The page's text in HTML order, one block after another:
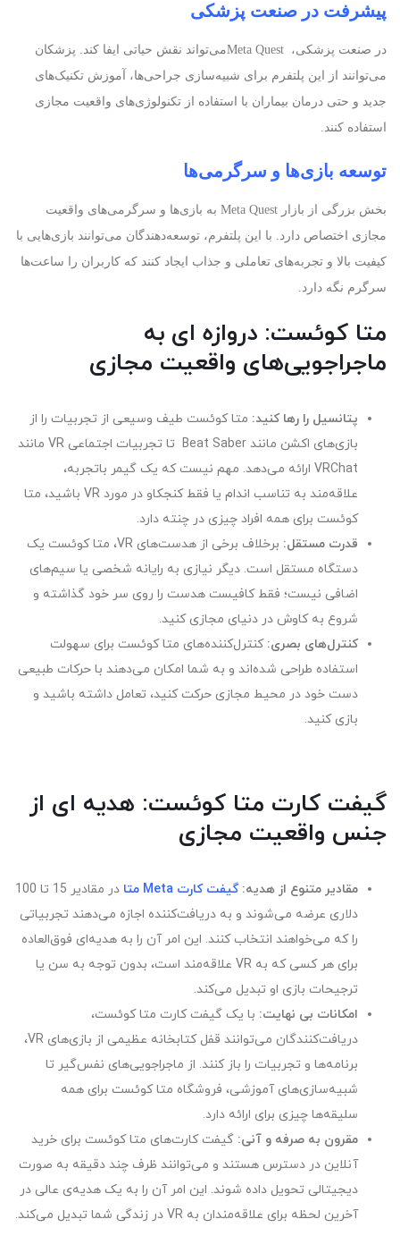
پیشرفت در صنعت پزشکی
در صنعت پزشکی، Meta Questمی‌تواند نقش حیاتی ایفا کند. پزشکان
می‌توانند از این پلتفرم برای شبیه‌سازی جراحی‌ها، آموزش تکنیک‌های
جدید و حتی درمان بیماران با استفاده از تکنولوژی‌های واقعیت مجازی
استفاده کنند.
توسعه بازی‌ها و سرگرمی‌ها
بخش بزرگی از بازار Meta Quest به بازی‌ها و سرگرمی‌های واقعیت
مجازی اختصاص دارد. با این پلتفرم، توسعه‌دهندگان می‌توانند بازی‌هایی با
کیفیت بالا و تجربه‌های تعاملی و جذاب ایجاد کنند که کاربران را ساعت‌ها
سرگرم نگه دارد.
متا کوئست: دروازه ای به
ماجراجویی‌های واقعیت مجازی
پتانسیل را رها کنید: متا کوئست طیف وسیعی از تجربیات را از
بازی‌های اکشن مانند Beat Saber تا تجربیات اجتماعی VR مانند
VRChat ارائه می‌دهد. مهم نیست که یک گیمر باتجربه،
علاقه‌مند به تناسب اندام یا فقط کنجکاو در مورد VR باشید، متا
کوئست برای همه افراد چیزی در چنته دارد.
قدرت مستقل:
برخلاف برخی از هدست‌های VR، متا کوئست یک
دستگاه مستقل است. دیگر نیازی به رایانه شخصی یا سیم‌های
اضافی نیست؛ فقط کافیست هدست را روی سر خود گذاشته و
شروع به کاوش در دنیای مجازی کنید.
کنترل‌های بصری: کنترل‌کننده‌های متا کوئست برای سهولت
استفاده طراحی شده‌اند و به شما امکان می‌دهند با حرکات طبیعی
دست خود در محیط مجازی حرکت کنید، تعامل داشته باشید و
بازی کنید.
گیفت کارت‌ متا کوئست: هدیه‌ ای از
جنس واقعیت مجازی
مقادیر متنوع از هدیه: گیفت کارت‌ Meta متا
در مقادیر 15 تا 100
دلاری عرضه می‌شوند و به دریافت‌کننده اجازه می‌دهند تجربیاتی
را که می‌خواهند انتخاب کنند. این امر آن را به هدیه‌ای فوق‌العاده
برای هر کسی که به VR علاقه‌مند است، بدون توجه به سن یا
ترجیحات بازی او تبدیل می‌کند.
امکانات بی نهایت: با یک گیفت کارت متا کوئست،
دریافت‌کنندگان می‌توانند قفل کتابخانه عظیمی از بازی‌های VR،
برنامه‌ها و تجربیات را باز کنند. از ماجراجویی‌های نفس‌گیر تا
شبیه‌سازی‌های آموزشی، فروشگاه متا کوئست برای همه
سلیقه‌ها چیزی برای ارائه دارد.
مقرون به صرفه و آنی: گیفت کارت‌های متا کوئست برای خرید
آنلاین در دسترس هستند و می‌توانند ظرف چند دقیقه به صورت
دیجیتالی تحویل داده شوند. این امر آن را به یک هدیه‌ی عالی در
آخرین لحظه برای علاقه‌مندان به VR در زندگی شما تبدیل می‌کند.